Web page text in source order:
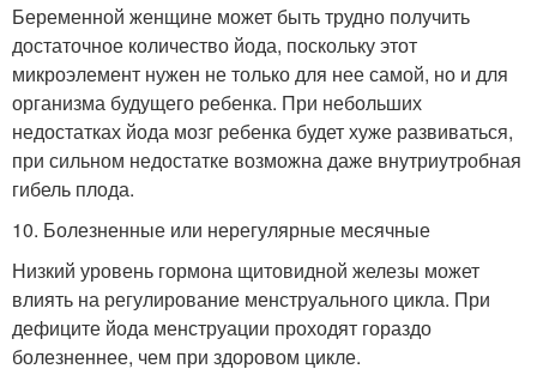
Беременной женщине может быть трудно получить
достаточное количество йода, поскольку этот
микроэлемент нужен не только для нее самой, но и для
организма будущего ребенка. При небольших
недостатках йода мозг ребенка будет хуже развиваться,
при сильном недостатке возможна даже внутриутробная
гибель плода.
10. Болезненные или нерегулярные месячные
Низкий уровень гормона щитовидной железы может
влиять на регулирование менструального цикла. При
дефиците йода менструации проходят гораздо
болезненнее, чем при здоровом цикле.